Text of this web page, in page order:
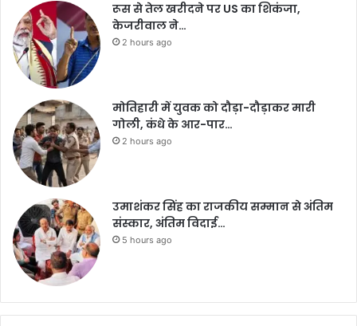
रूस से तेल खरीदने पर US का शिकंजा,
केजरीवाल ने…
2 hours ago
मोतिहारी में युवक को दौड़ा-दौड़ाकर मारी
गोली, कंधे के आर-पार…
2 hours ago
उमाशंकर सिंह का राजकीय सम्मान से अंतिम
संस्कार, अंतिम विदाई…
5 hours ago